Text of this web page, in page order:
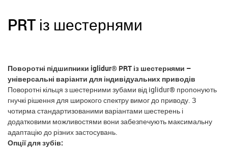
PRT із шестернями
Поворотні підшипники iglidur® PRT із шестернями –
універсальні варіанти для індивідуальних приводів
Поворотні кільця з шестерними зубами від iglidur® пропонують
гнучкі рішення для широкого спектру вимог до приводу. З
чотирма стандартизованими варіантами шестерень і
додатковими можливостями вони забезпечують максимальну
адаптацію до різних застосувань.
Опції для зубів: